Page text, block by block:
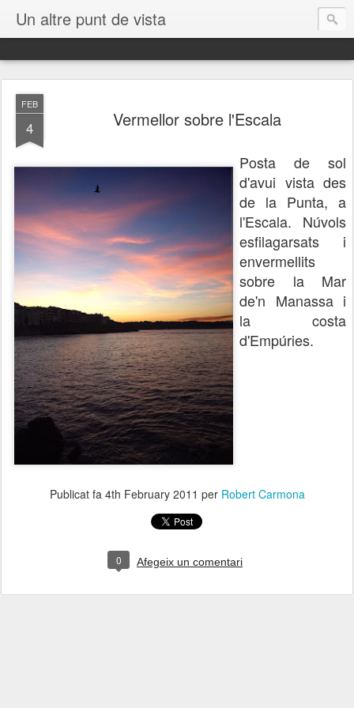
Un altre punt de vista
FEB
4 Vermellor sobre l'Escala
Posta de sol
d'avui vista des
de la Punta, a
l'Escala. Núvols
esfilagarsats i
envermellits
sobre la Mar
de'n Manassa i
la costa
d'Empúries.
Publicat fa 4th February 2011 per Robert Carmona
0 Afegeix un comentari